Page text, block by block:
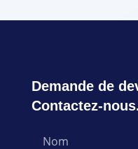
Demande de
Contactez-